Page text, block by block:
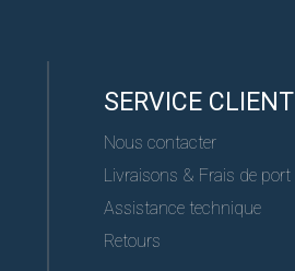
SERVICE CLIENT
Nous contacter
Livraisons & Frais de port
Assistance technique
Retours